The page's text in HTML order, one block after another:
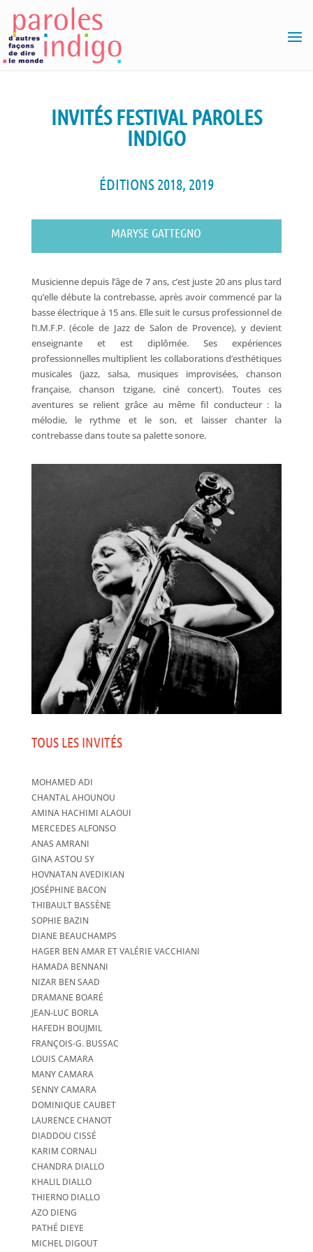
INVITÉS FESTIVAL PAROLES
INDIGO
ÉDITIONS 2018, 2019
MARYSE GATTEGNO
Musicienne depuis l’âge de 7 ans, c’est juste 20 ans plus tard
qu’elle débute la contrebasse, après avoir commencé par la
basse électrique à 15 ans. Elle suit le cursus professionnel de
l’I.M.F.P. (école de Jazz de Salon de Provence), y devient
enseignante et est diplômée. Ses expériences
professionnelles multiplient les collaborations d’esthétiques
musicales (jazz, salsa, musiques improvisées, chanson
française, chanson tzigane, ciné concert). Toutes ces
aventures se relient grâce au même fil conducteur : la
mélodie, le rythme et le son, et laisser chanter la
contrebasse dans toute sa palette sonore.
TOUS LES INVITÉS
MOHAMED ADI
CHANTAL AHOUNOU
AMINA HACHIMI ALAOUI
MERCEDES ALFONSO
ANAS AMRANI
GINA ASTOU SY
HOVNATAN AVEDIKIAN
JOSÉPHINE BACON
THIBAULT BASSÈNE
SOPHIE BAZIN
DIANE BEAUCHAMPS
HAGER BEN AMAR ET VALÉRIE VACCHIANI
HAMADA BENNANI
NIZAR BEN SAAD
DRAMANE BOARÉ
JEAN-LUC BORLA
HAFEDH BOUJMIL
FRANÇOIS-G. BUSSAC
LOUIS CAMARA
MANY CAMARA
SENNY CAMARA
DOMINIQUE CAUBET
LAURENCE CHANOT
DIADDOU CISSÉ
KARIM CORNALI
CHANDRA DIALLO
KHALIL DIALLO
THIERNO DIALLO
AZO DIENG
PATHÉ DIEYE
MICHEL DIGOUT